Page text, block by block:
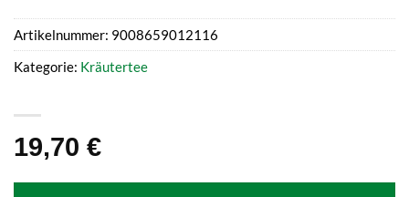
19,70 €
Artikelnummer: 9008659012116
Kategorie: Kräutertee